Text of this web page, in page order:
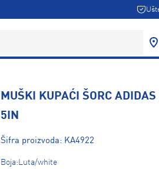
MUŠKI KUPAĆI ŠORC ADIDAS
5IN
Šifra proizvoda: KA4922
Boja:Luta/white